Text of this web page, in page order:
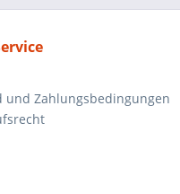
und Zahlungsbedingungen